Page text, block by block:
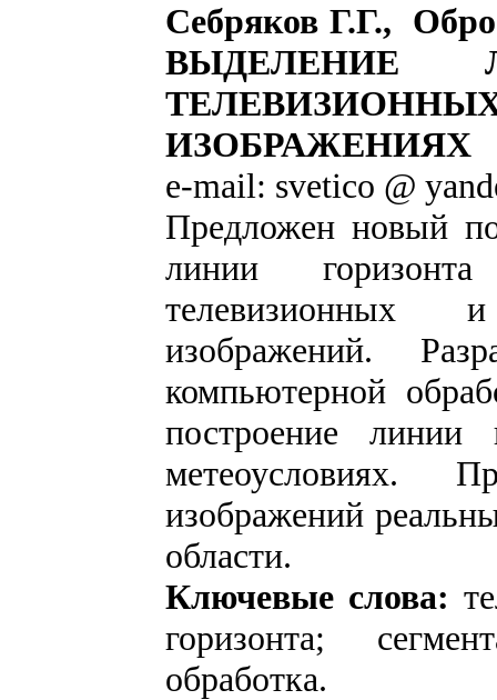
Себряков Г.Г.,
ВЫДЕЛЕНИЕ
ИЗОБРАЖЕНИЯХ
e-mail: svetico @
Предложен новый
линии
телевизионных
изображений.
компьютерной
построение
метеоусловиях.
изображений
области.
Ключевые слова:
горизонта;
обработка.